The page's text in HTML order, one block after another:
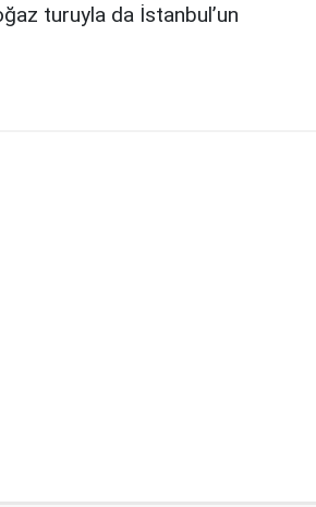
turuyla da İstanbul’un